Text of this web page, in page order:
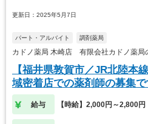
更新日：2025年5月7日
パート・アルバイト 調剤薬局
カドノ薬局 木崎店 有限会社カドノ薬局
【福井県敦賀市／JR北陸本
域密着店での薬剤師の募集で
給与 【時給】2,000円～2,800円